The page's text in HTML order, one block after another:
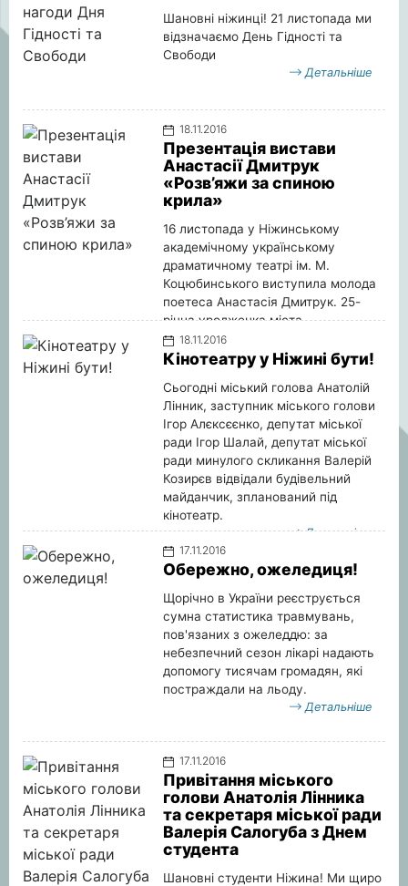
Шановні ніжинці! 21 листопада ми
відзначаємо День Гідності та
Свободи
Детальніше
18.11.2016
Презентація вистави
Анастасії Дмитрук
«Розв’яжи за спиною
крила»
16 листопада у Ніжинському
академічному українському
драматичному театрі ім. М.
Коцюбинського виступила молода
поетеса Анастасія Дмитрук. 25-
річна уродженка міста
представилаглядачам поетичну
виставу «Розв'яжи за спиною
Детальніше
18.11.2016
Кінотеатру у Ніжині бути!
Сьогодні міський голова Анатолій
Лінник, заступник міського голови
Ігор Алєксєєнко, депутат міської
ради Ігор Шалай, депутат міської
ради минулого скликання Валерій
Козирєв відвідали будівельний
майданчик, зпланований під
кінотеатр.
Детальніше
17.11.2016
Обережно, ожеледиця!
Щорічно в України реєструється
сумна статистика травмувань,
пов'язаних з ожеледдю: за
небезпечний сезон лікарі надають
допомогу тисячам громадян, які
постраждали на льоду.
Детальніше
17.11.2016
Привітання міського
голови Анатолія Лінника
та секретаря міської ради
Валерія Салогуба з Днем
студента
Шановні студенти Ніжина! Ми щиро